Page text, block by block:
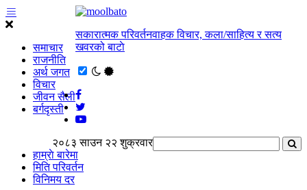
समाचार
राजनीति
अर्थ जगत
विचार
जीवन सैली
बर्गदृस्ती
सकारात्मक परिवर्तनवाहक विचार, कला/साहित्य र सत्य
खवरको बाटाे
२०८३ साउन २२ शुक्रवार
हाम्राे बारेमा
मिति परिवर्तन
विनिमय दर